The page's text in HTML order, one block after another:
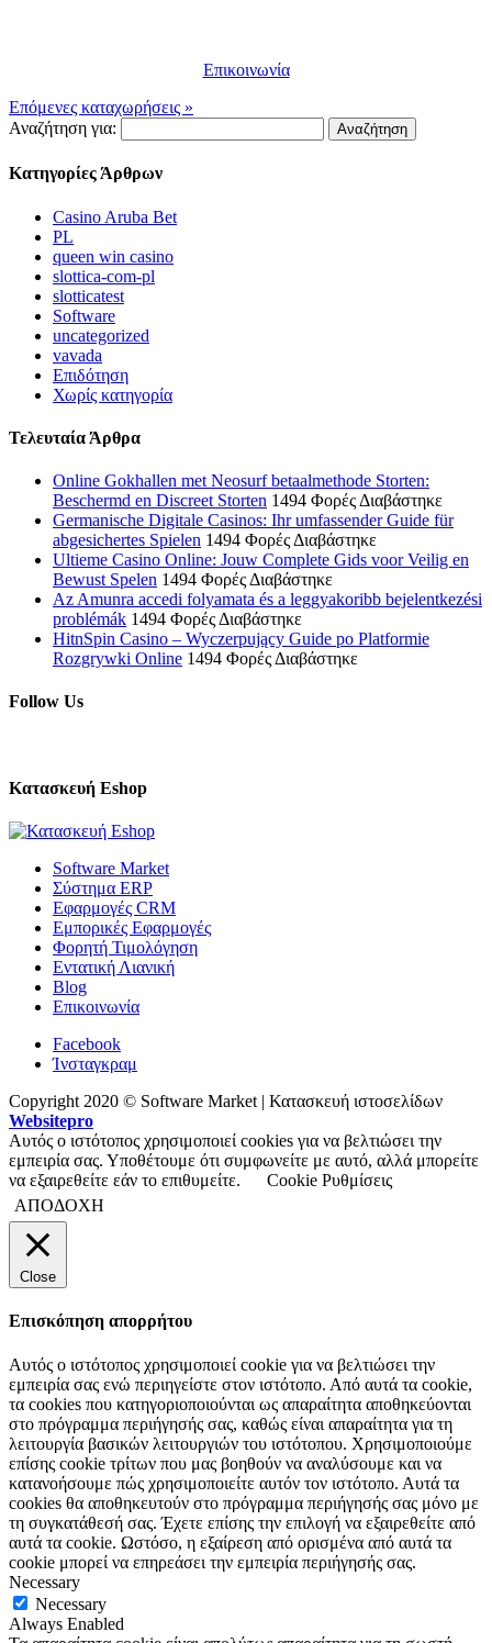
Επικοινωνία
Επόμενες καταχωρήσεις »
Αναζήτηση για:
Κατηγορίες Άρθρων
Casino Aruba Bet
PL
queen win casino
slottica-com-pl
slotticatest
Software
uncategorized
vavada
Επιδότηση
Χωρίς κατηγορία
Τελευταία Άρθρα
Online Gokhallen met Neosurf betaalmethode Storten:
Beschermd en Discreet Storten 1494 Φορές Διαβάστηκε
Germanische Digitale Casinos: Ihr umfassender Guide für
abgesichertes Spielen 1494 Φορές Διαβάστηκε
Ultieme Casino Online: Jouw Complete Gids voor Veilig en
Bewust Spelen 1494 Φορές Διαβάστηκε
Az Amunra accedi folyamata és a leggyakoribb bejelentkezési
problémák 1494 Φορές Διαβάστηκε
HitnSpin Casino – Wyczerpujący Guide po Platformie
Rozgrywki Online 1494 Φορές Διαβάστηκε
Follow Us
Κατασκευή Eshop
Software Market
Σύστημα ERP
Εφαρμογές CRM
Εμπορικές Εφαρμογές
Φορητή Τιμολόγηση
Εντατική Λιανική
Blog
Επικοινωνία
Facebook
Ίνσταγκραμ
Copyright 2020 © Software Market | Κατασκευή ιστοσελίδων
Websitepro
Αυτός ο ιστότοπος χρησιμοποιεί cookies για να βελτιώσει την
εμπειρία σας. Υποθέτουμε ότι συμφωνείτε με αυτό, αλλά μπορείτε
να εξαιρεθείτε εάν το επιθυμείτε.
Cookie Ρυθμίσεις
ΑΠΟΔΟΧΗ
Close
Επισκόπηση απορρήτου
Αυτός ο ιστότοπος χρησιμοποιεί cookie για να βελτιώσει την
εμπειρία σας ενώ περιηγείστε στον ιστότοπο. Από αυτά τα cookie,
τα cookies που κατηγοριοποιούνται ως απαραίτητα αποθηκεύονται
στο πρόγραμμα περιήγησής σας, καθώς είναι απαραίτητα για τη
λειτουργία βασικών λειτουργιών του ιστότοπου. Χρησιμοποιούμε
επίσης cookie τρίτων που μας βοηθούν να αναλύσουμε και να
κατανοήσουμε πώς χρησιμοποιείτε αυτόν τον ιστότοπο. Αυτά τα
cookies θα αποθηκευτούν στο πρόγραμμα περιήγησής σας μόνο με
τη συγκατάθεσή σας. Έχετε επίσης την επιλογή να εξαιρεθείτε από
αυτά τα cookie. Ωστόσο, η εξαίρεση από ορισμένα από αυτά τα
cookie μπορεί να επηρεάσει την εμπειρία περιήγησής σας.
Necessary
Necessary
Always Enabled